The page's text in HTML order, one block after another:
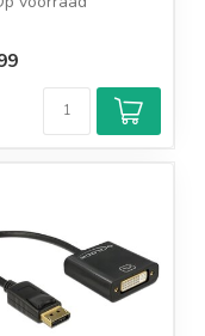
Klantenbeoordeling
9,2/10
Achteraf
betalen mogelijk